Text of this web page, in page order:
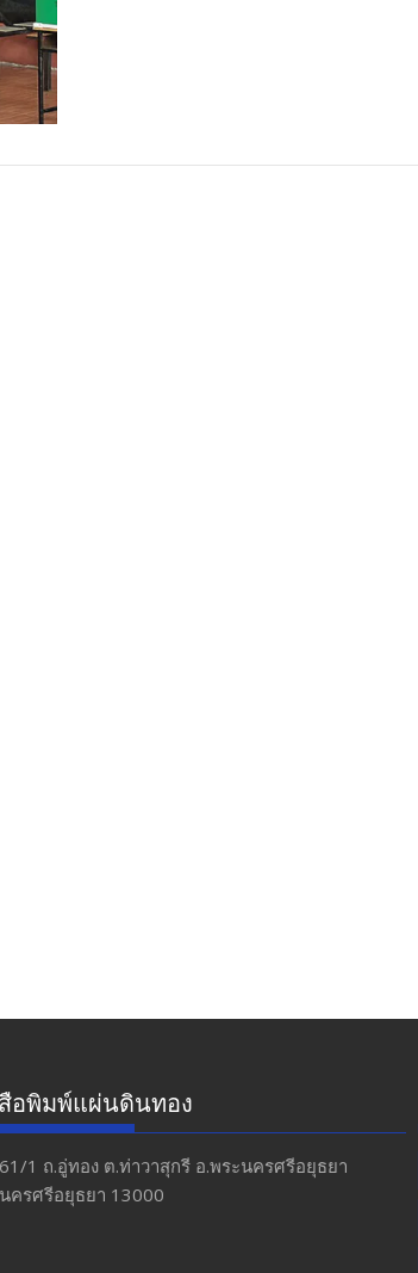
อพิมพ์แผ่นดินทอง
1 ถ.อู่ทอง​ ต.​ท่าวาสุกรี​ อ.พระนครศรีอยุธยา​
ครศรีอยุธยา 13000